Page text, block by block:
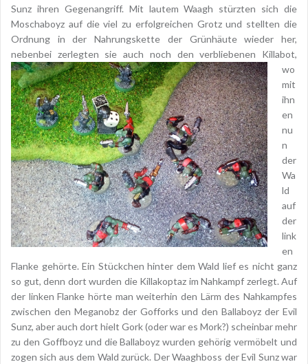
Sunz ihren Gegenangriff. Mit lautem Waagh stürzten sich die
Moschaboyz auf die viel zu erfolgreichen Grotz und stellten die
Ordnung in der Nahrungskette der Grünhäute wieder her,
nebenbei zerlegten sie auch noch den verbliebenen Killabot,
wo
mit
ihn
en
nu
n
der
Wa
ld
auf
der
link
en
Flanke gehörte. Ein Stückchen hinter dem Wald lief es nicht ganz
so gut, denn dort wurden die Killakoptaz im Nahkampf zerlegt. Auf
der linken Flanke hörte man weiterhin den Lärm des Nahkampfes
zwischen den Meganobz der Gofforks und den Ballaboyz der Evil
Sunz, aber auch dort hielt Gork (oder war es Mork?) scheinbar mehr
zu den Goffboyz und die Ballaboyz wurden gehörig vermöbelt und
zogen sich aus dem Wald zurück. Der Waaghboss der Evil Sunz war